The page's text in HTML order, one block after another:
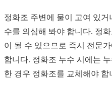
정화조 주변에 물이 고여 있
수를 의심해 봐야 합니다. 정
이 될 수 있으므로 즉시 전문
합니다. 정화조 누수 시에는
한 경우 정화조를 교체해야 합